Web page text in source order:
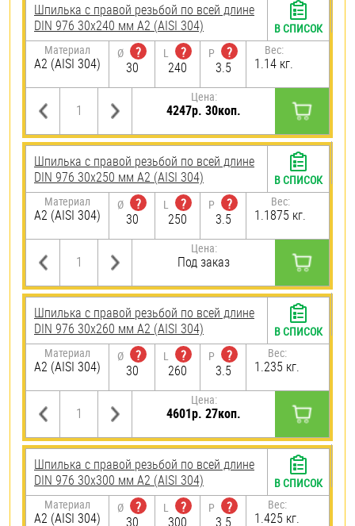
Шпилька с правой резьбой по всей длине
DIN 976 30х240 мм А2 (AISI 304)
Материал
А2 (AISI 304)
Ø
?
30
L
?
240
P
?
3.5
Вес:
1.14 кг.
Цена:
4247р. 30коп.
В СПИСОК
Шпилька с правой резьбой по всей длине
DIN 976 30х250 мм А2 (AISI 304)
Материал
А2 (AISI 304)
Ø
?
30
L
?
250
P
?
3.5
Вес:
1.1875 кг.
Цена:
Под заказ
В СПИСОК
Шпилька с правой резьбой по всей длине
DIN 976 30х260 мм А2 (AISI 304)
Материал
А2 (AISI 304)
Ø
?
30
L
?
260
P
?
3.5
Вес:
1.235 кг.
Цена:
4601р. 27коп.
В СПИСОК
Шпилька с правой резьбой по всей длине
DIN 976 30х300 мм А2 (AISI 304)
Материал
А2 (AISI 304)
Ø
?
30
L
?
300
P
?
3.5
Вес:
1.425 кг.
В СПИСОК